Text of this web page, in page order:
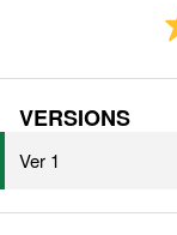
VERSIONS
Ver 1